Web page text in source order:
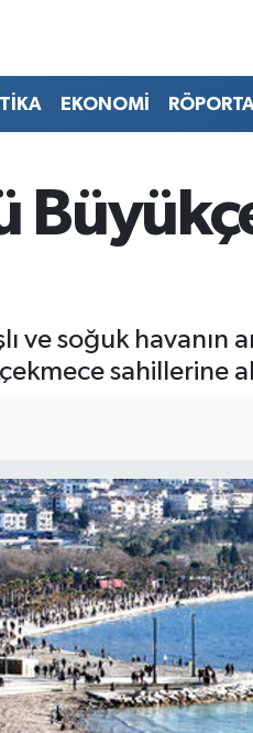
EKONOMİ RÖPORTAJ
ve soğuk
sahillerine